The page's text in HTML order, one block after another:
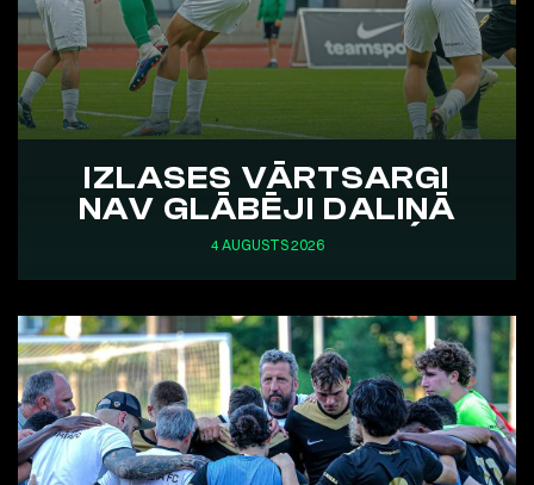
IZLASES VĀRTSARGI
NAV GLĀBĒJI DALIŅĀ
4 AUGUSTS 2026